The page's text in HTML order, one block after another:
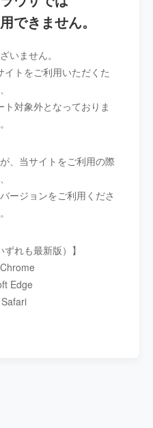
できません。
いません。
トをご利用いただくた
対象外となっておりま
、当サイトをご利用の際
ージョンをご利用くださ
ずれも最新版）】
Edge